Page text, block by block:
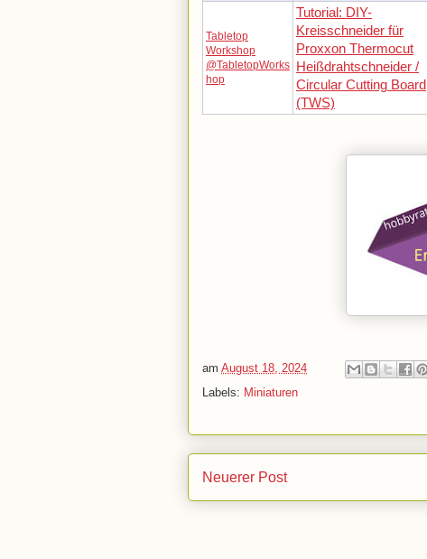
Tabletop
Workshop
@TabletopWorks
hop
Tutorial: DIY-
Kreisschneider für
Proxxon Thermocut
Heißdrahtschneider /
Circular Cutting Board
(TWS)
am August 18, 2024
Labels: Miniaturen
Neuerer Post